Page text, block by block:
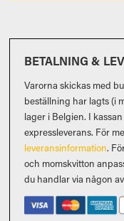
BETALNING &
Varorna skickas med
beställning har lagts (i
lager i Belgien. I
expressleverans. För
leveransinformation.
och momskvitton
du handlar via någon